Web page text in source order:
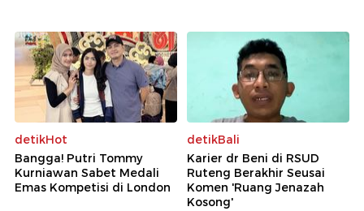
detikHot
Bangga! Putri Tommy
Kurniawan Sabet Medali
Emas Kompetisi di London
detikBali
Karier dr Beni di RSUD
Ruteng Berakhir Seusai
Komen 'Ruang Jenazah
Kosong'